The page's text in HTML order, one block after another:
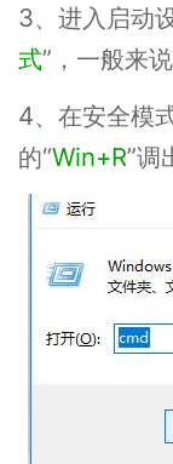
3、进入启动
式”，一般来
4、在安全模
的“Win+R”调